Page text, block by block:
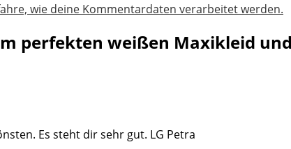
wie deine Kommentardaten verarbeitet werden.
perfekten weißen Maxikleid
Es steht dir sehr gut. LG Petra